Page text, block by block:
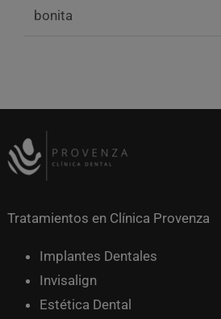
bonita
Tratamientos en Clínica Provenza
Implantes Dentales
Invisalign
Estética Dental